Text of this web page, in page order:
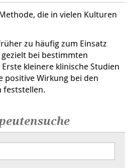
die in vielen Kulturen
zu häufig zum Einsatz
bei bestimmten
kleinere klinische Studien
positive Wirkung bei den
feststellen.